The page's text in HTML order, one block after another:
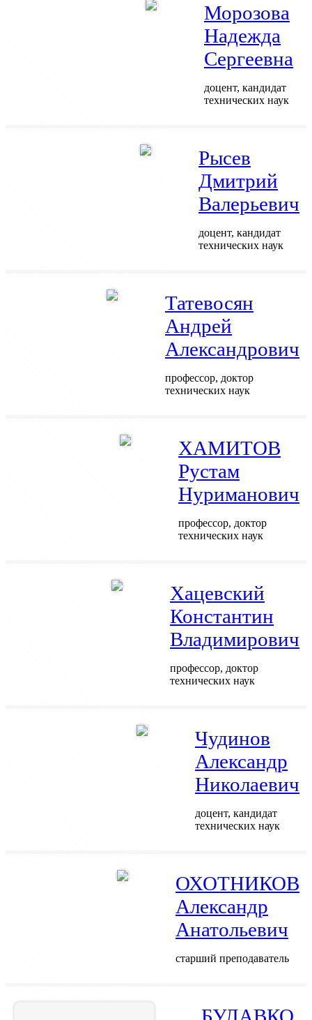
Морозова
Надежда
Сергеевна
доцент, кандидат
технических наук
Рысев
Дмитрий
Валерьевич
доцент, кандидат
технических наук
Татевосян
Андрей
Александрович
профессор, доктор
технических наук
ХАМИТОВ
Рустам
Нуриманович
профессор, доктор
технических наук
Хацевский
Константин
Владимирович
профессор, доктор
технических наук
Чудинов
Александр
Николаевич
доцент, кандидат
технических наук
ОХОТНИКОВ
Александр
Анатольевич
старший преподаватель